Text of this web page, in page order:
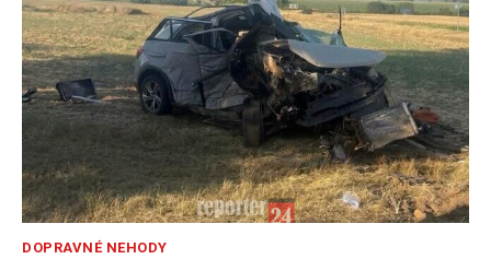
DOPRAVNÉ NEHODY